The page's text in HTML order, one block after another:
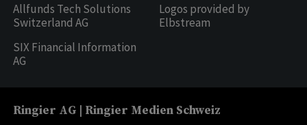
Allfunds Tech Solutions
Switzerland AG
SIX Financial Information
AG
Logos provided by
Elbstream
Ringier AG | Ringier Medien Schweiz